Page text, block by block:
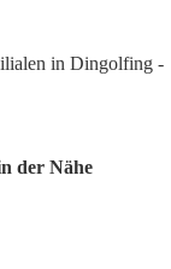
in Dingolfing -
der Nähe